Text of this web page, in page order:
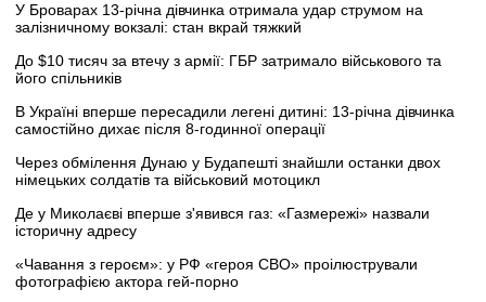
У Броварах 13-річна дівчинка отримала удар струмом на
залізничному вокзалі: стан вкрай тяжкий
До $10 тисяч за втечу з армії: ГБР затримало військового та
його спільників
В Україні вперше пересадили легені дитині: 13-річна дівчинка
самостійно дихає після 8-годинної операції
Через обмілення Дунаю у Будапешті знайшли останки двох
німецьких солдатів та військовий мотоцикл
Де у Миколаєві вперше з'явився газ: «Газмережі» назвали
історичну адресу
«Чавання з героєм»: у РФ «героя СВО» проілюстрували
фотографією актора гей-порно